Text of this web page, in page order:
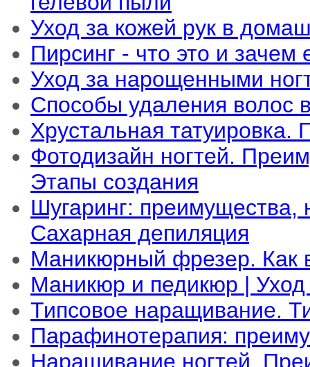
Уход за кожей рук в
Пирсинг - что это и зачем
Уход за нарощенными
Способы удаления волос
Хрустальная татуировка.
Фотодизайн ногтей.
Этапы создания
Шугаринг: преимущества,
Сахарная депиляция
Маникюрный фрезер. Как
Маникюр и педикюр | Уход
Типсовое наращивание.
Парафинотерапия:
Наращивание ногтей.